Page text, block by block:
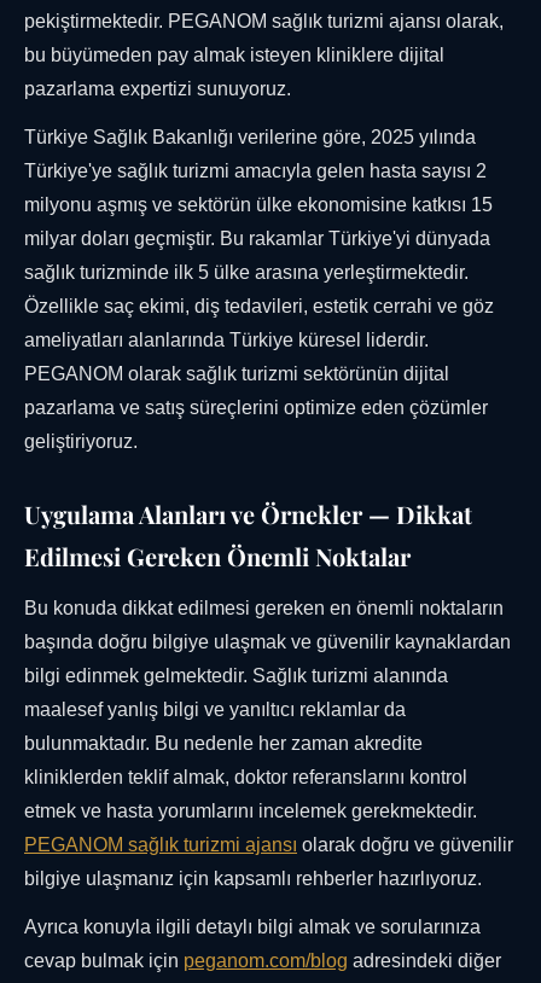
pekiştirmektedir. PEGANOM sağlık turizmi ajansı olarak,
bu büyümeden pay almak isteyen kliniklere dijital
pazarlama expertizi sunuyoruz.
Türkiye Sağlık Bakanlığı verilerine göre, 2025 yılında
Türkiye'ye sağlık turizmi amacıyla gelen hasta sayısı 2
milyonu aşmış ve sektörün ülke ekonomisine katkısı 15
milyar doları geçmiştir. Bu rakamlar Türkiye'yi dünyada
sağlık turizminde ilk 5 ülke arasına yerleştirmektedir.
Özellikle saç ekimi, diş tedavileri, estetik cerrahi ve göz
ameliyatları alanlarında Türkiye küresel liderdir.
PEGANOM olarak sağlık turizmi sektörünün dijital
pazarlama ve satış süreçlerini optimize eden çözümler
geliştiriyoruz.
Uygulama Alanları ve Örnekler — Dikkat
Edilmesi Gereken Önemli Noktalar
Bu konuda dikkat edilmesi gereken en önemli noktaların
başında doğru bilgiye ulaşmak ve güvenilir kaynaklardan
bilgi edinmek gelmektedir. Sağlık turizmi alanında
maalesef yanlış bilgi ve yanıltıcı reklamlar da
bulunmaktadır. Bu nedenle her zaman akredite
kliniklerden teklif almak, doktor referanslarını kontrol
etmek ve hasta yorumlarını incelemek gerekmektedir.
PEGANOM sağlık turizmi ajansı olarak doğru ve güvenilir
bilgiye ulaşmanız için kapsamlı rehberler hazırlıyoruz.
Ayrıca konuyla ilgili detaylı bilgi almak ve sorularınıza
cevap bulmak için peganom.com/blog adresindeki diğer